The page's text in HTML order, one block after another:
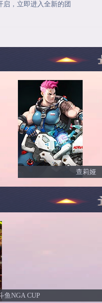
启，立即进入全新的团
查莉娅
鱼NGA CUP